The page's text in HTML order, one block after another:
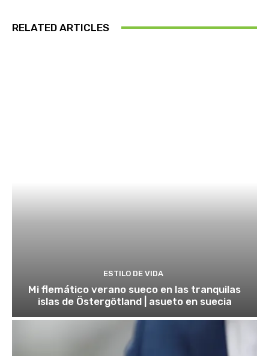
RELATED ARTICLES
ESTILO DE VIDA
Mi flemático verano sueco en las tranquilas
islas de Östergötland | asueto en suecia